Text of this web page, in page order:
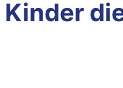
Kinder